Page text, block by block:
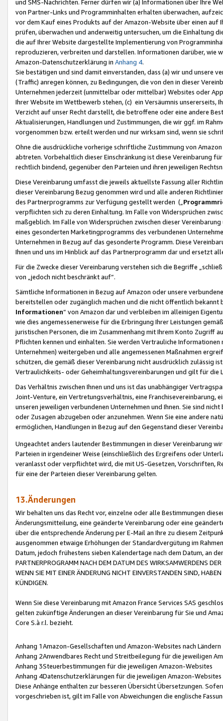
und SMS-Nachrichten. Ferner dürfen wir (a) Informationen über Ihre
von Partner-Links und Programminhalten erhalten überwachen,
vor dem Kauf eines Produkts auf der Amazon-Website über einen
prüfen, überwachen und anderweitig untersuchen, um die Einhaltung
die auf Ihrer Website dargestellte Implementierung von
reproduzieren, verbreiten und darstellen. Informationen darüber, wie
Amazon-Datenschutzerklärung in Anhang 4.
Sie bestätigen und sind damit einverstanden, dass (a) wir und
(Traffic) anregen können, zu Bedingungen, die von den in dieser
Unternehmen jederzeit (unmittelbar oder mittelbar) Websites oder
Ihrer Website im Wettbewerb stehen, (c) ein Versäumnis unsererseits,
Verzicht auf unser Recht darstellt, die betroffene oder eine andere
Aktualisierungen, Handlungen und Zustimmungen, die wir ggf. im
vorgenommen bzw. erteilt werden und nur wirksam sind, wenn sie
Ohne die ausdrückliche vorherige schriftliche Zustimmung von
abtreten. Vorbehaltlich dieser Einschränkung ist diese Vereinbarung
rechtlich bindend, gegenüber den Parteien und ihren jeweiligen
Diese Vereinbarung umfasst die jeweils aktuellste Fassung aller
dieser Vereinbarung Bezug genommen wird und alle anderen
des Partnerprogramms zur Verfügung gestellt werden („
verpflichten sich zu deren Einhaltung. Im Falle von Widersprüchen
maßgeblich. Im Falle von Widersprüchen zwischen dieser
eines gesonderten Marketingprogramms des verbundenen
Unternehmen in Bezug auf das gesonderte Programm. Diese
Ihnen und uns im Hinblick auf das Partnerprogramm dar und ersetzt
Für die Zwecke dieser Vereinbarung verstehen sich die Begriffe
von „jedoch nicht beschränkt auf“.
Sämtliche Informationen in Bezug auf Amazon oder unsere
bereitstellen oder zugänglich machen und die nicht öffentlich
Informationen“ von Amazon dar und verbleiben im alleinigen
wie dies angemessenerweise für die Erbringung Ihrer Leistungen
juristischen Personen, die im Zusammenhang mit Ihrem Konto
Pflichten kennen und einhalten. Sie werden Vertrauliche
Unternehmen) weitergeben und alle angemessenen Maßnahmen
schützen, die gemäß dieser Vereinbarung nicht ausdrücklich zulässig
Vertraulichkeits- oder Geheimhaltungsvereinbarungen und gilt für die
Das Verhältnis zwischen Ihnen und uns ist das unabhängiger
Joint-Venture, ein Vertretungsverhältnis, eine Franchisevereinbarung,
unseren jeweiligen verbundenen Unternehmen und Ihnen. Sie sind
oder Zusagen abzugeben oder anzunehmen. Wenn Sie eine andere
ermöglichen, Handlungen in Bezug auf den Gegenstand dieser
Ungeachtet anders lautender Bestimmungen in dieser Vereinbarung
Parteien in irgendeiner Weise (einschließlich des Ergreifens oder
veranlasst oder verpflichtet wird, die mit US-Gesetzen, Vorschriften,
für eine der Parteien dieser Vereinbarung gelten.
13.Änderungen
Wir behalten uns das Recht vor, einzelne oder alle Bestimmungen
Änderungsmitteilung, eine geänderte Vereinbarung oder eine
über die entsprechende Änderung per E-Mail an Ihre zu diesem
ausgenommen etwaige Erhöhungen der Standardvergütung im
Datum, jedoch frühestens sieben Kalendertage nach dem Datum, an
PARTNERPROGRAMM NACH DEM DATUM DES WIRKSAMWERDENS
WENN SIE MIT EINER ÄNDERUNG NICHT EINVERSTANDEN SIND,
KÜNDIGEN.
Wenn Sie diese Vereinbarung mit Amazon France Services SAS
gelten zukünftige Änderungen an dieser Vereinbarung für Sie und
Core S.à r.l. bezieht.
Anhang 1Amazon-Gesellschaften und Amazon-Websites nach Ländern
Anhang 2Anwendbares Recht und Streitbeilegung für die jeweiligen
Anhang 3Steuerbestimmungen für die jeweiligen Amazon-Websites
Anhang 4Datenschutzerklärungen für die jeweiligen Amazon-Websites
Diese Anhänge enthalten zur besseren Übersicht Übersetzungen.
vorgeschrieben ist, gilt im Falle von Abweichungen die englische